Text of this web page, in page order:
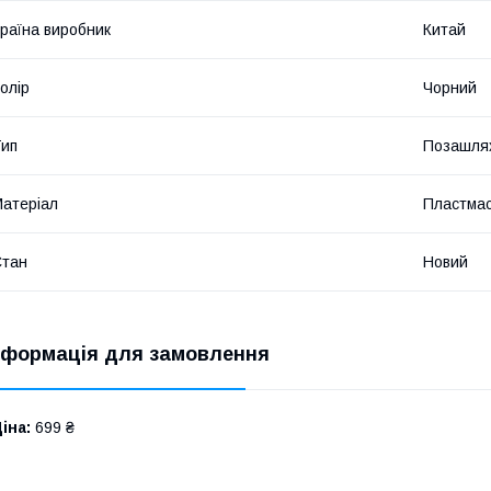
виробник Китай
Чорний
Новий
для замовлення
699 ₴